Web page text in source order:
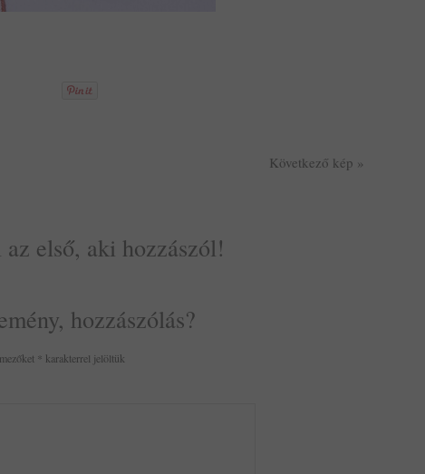
Következő kép »
első, aki hozzászól!
hozzászólás?
* karakterrel jelöltük